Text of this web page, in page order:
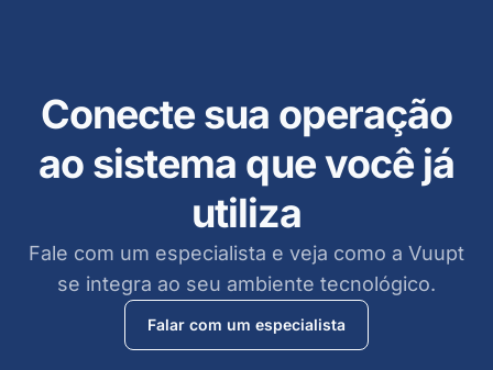
Conecte sua operação
ao sistema que você já
utiliza
Fale com um especialista e veja como a Vuupt
se integra ao seu ambiente tecnológico.
Falar com um especialista